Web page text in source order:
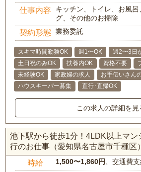
仕事内容
キッチン、トイレ、お風
グ、その他のお掃除
契約形態 業務委託
スキマ時間勤務OK 週1〜OK
週2〜3日
土日祝のみOK
扶養内OK 資格不要
未経験OK
家政婦の求人
お手伝いさん
ハウスキーパー募集
直行･直帰OK
この求人の詳細を見
池下駅から徒歩1分！4LDK以上マン
行のお仕事（愛知県名古屋市千種区）
時給 1,500〜1,860円 、交通費